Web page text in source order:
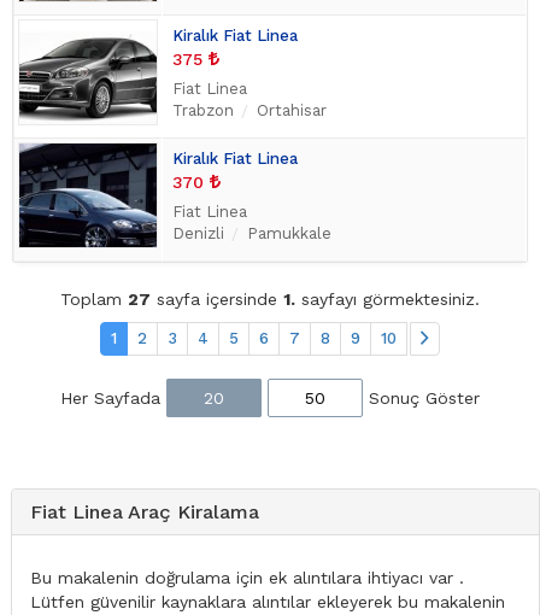
Kiralık Fiat Linea
375
Fiat Linea
Trabzon
Ortahisar
Kiralık Fiat Linea
370
Fiat Linea
Denizli
Pamukkale
Toplam 27 sayfa içersinde 1. sayfayı görmektesiniz.
1 2 3 4 5 6 7 8 9 10
Her Sayfada 20 50 Sonuç Göster
Fiat Linea Araç Kiralama
Bu makalenin doğrulama için ek alıntılara ihtiyacı var .
Lütfen güvenilir kaynaklara alıntılar ekleyerek bu makalenin